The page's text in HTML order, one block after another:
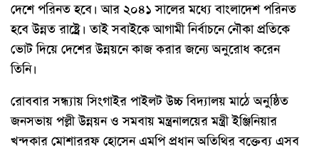
দেশে পরিনত হবে। আর ২০৪১ সালের মধ্যে বাংলাদেশ পরিনত
হবে উন্নত রাষ্ট্রে। তাই সবাইকে আগামী নির্বাচনে নৌকা প্রতিকে
ভোট দিয়ে দেশের উন্নয়নে কাজ করার জন্যে অনুরোধ করেন
তিনি।
রোববার সন্ধ্যায় সিংগাইর পাইলট উচ্চ বিদ্যালয় মাঠে অনুষ্ঠিত
জনসভায় পল্লী উন্নয়ন ও সমবায় মন্ত্রনালয়ের মন্ত্রী ইঞ্জিনিয়ার
খন্দকার মোশাররফ হোসেন এমপি প্রধান অতিথির বক্তেব্য এসব